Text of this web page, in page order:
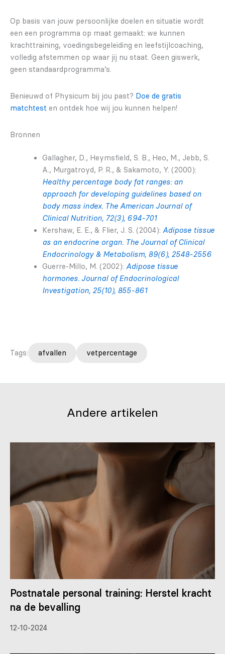
Op basis van jouw persoonlijke doelen en situatie wordt
een een programma op maat gemaakt: we kunnen
krachttraining, voedingsbegeleiding en leefstijlcoaching,
volledig afstemmen op waar jij nu staat. Geen giswerk,
geen standaardprogramma’s.
Benieuwd of Physicum bij jou past? Doe de gratis
matchtest en ontdek hoe wij jou kunnen helpen!
Bronnen
Gallagher, D., Heymsfield, S. B., Heo, M., Jebb, S.
A., Murgatroyd, P. R., & Sakamoto, Y. (2000):
Healthy percentage body fat ranges: an
approach for developing guidelines based on
body mass index. The American Journal of
Clinical Nutrition, 72(3), 694-701
Kershaw, E. E., & Flier, J. S. (2004): Adipose tissue
as an endocrine organ. The Journal of Clinical
Endocrinology & Metabolism, 89(6), 2548-2556
Guerre-Millo, M. (2002): Adipose tissue
hormones. Journal of Endocrinological
Investigation, 25(10), 855-861
Tags: afvallen vetpercentage
Andere artikelen
Postnatale personal training: Herstel kracht
na de bevalling
12-10-2024